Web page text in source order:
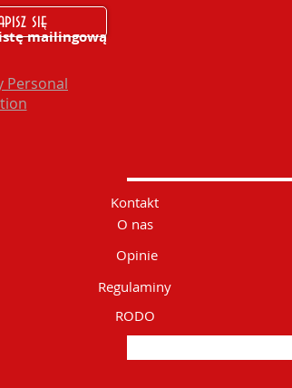
się
mailingową
Personal
Kontakt
O nas
Opinie
Regulaminy
RODO